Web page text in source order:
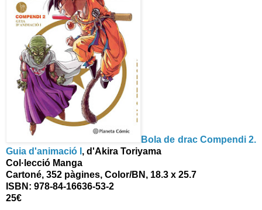
Bola de drac Compendi 2.
Guia d'animació I , d'Akira Toriyama
Col·lecció Manga
Cartoné, 352 pàgines, Color/BN, 18.3 x 25.7
ISBN: 978-84-16636-53-2
25€